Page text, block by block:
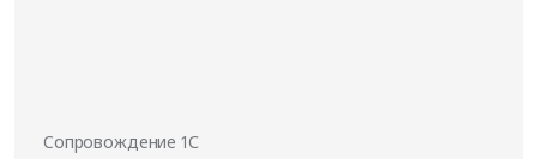
Cопровождение 1С